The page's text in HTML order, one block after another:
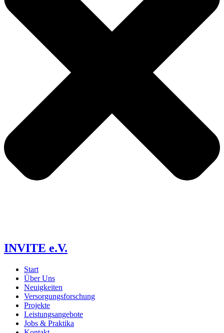
INVITE e.V.
Start
Über Uns
Neuigkeiten
Versorgungs­forschung
Projekte
Leistungsangebote
Jobs & Praktika